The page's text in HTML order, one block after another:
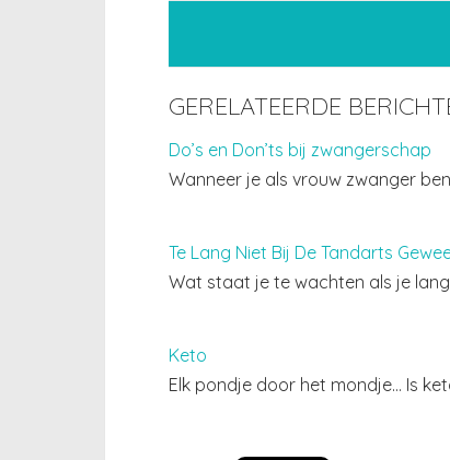
GERELATEERDE
Do’s en Don’ts bij zwangerschap
Wanneer je als vrouw zwanger
Te Lang Niet Bij De Tandarts
Wat staat je te wachten als je
Keto
Elk pondje door het mondje… Is